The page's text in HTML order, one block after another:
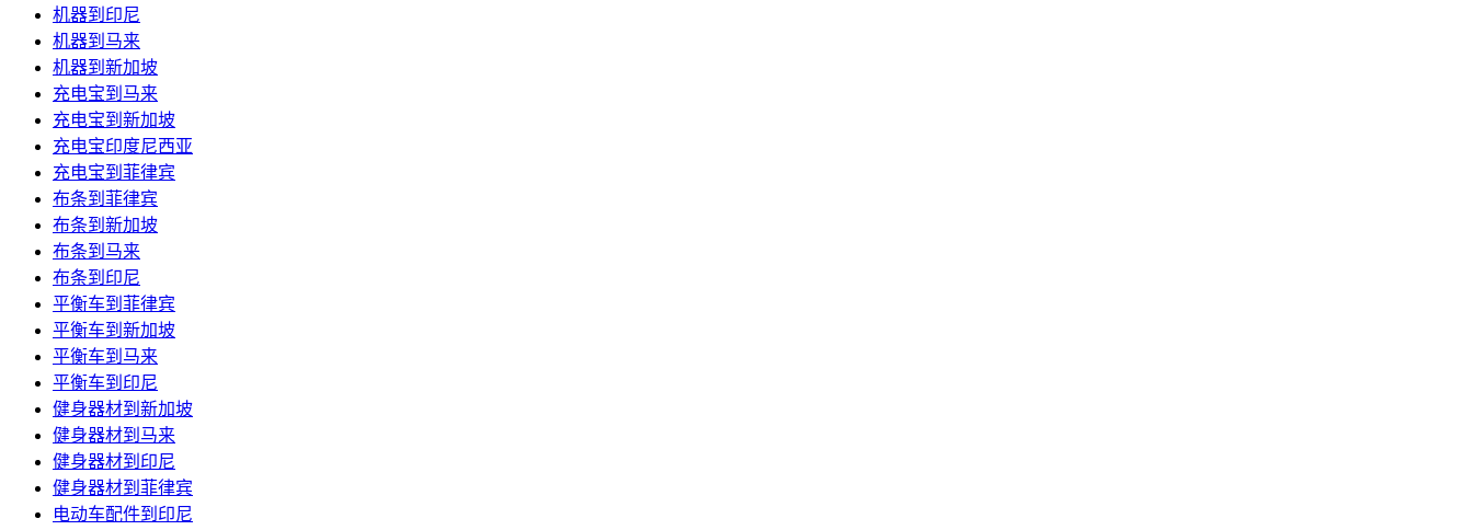
机器到印尼
机器到马来
机器到新加坡
充电宝到马来
充电宝到新加坡
充电宝印度尼西亚
充电宝到菲律宾
布条到菲律宾
布条到新加坡
布条到马来
布条到印尼
平衡车到菲律宾
平衡车到新加坡
平衡车到马来
平衡车到印尼
健身器材到新加坡
健身器材到马来
健身器材到印尼
健身器材到菲律宾
电动车配件到印尼